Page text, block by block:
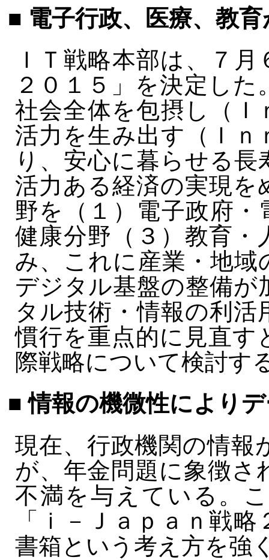
■ 電子行政、医療、教
ＩＴ戦略本部は、７
２０１５」を決定し
社会全体を包摂し（Ｉ
活力を生み出す（Ｉｎ
り、安心に暮らせる
活力ある経済の実現を
野を（１）電子政府・
健康分野（３）教育
み、これに産業・地域
デジタル基盤の整備
タル技術・情報の利
慣行を重点的に見直す
際戦略について検討す
■ 情報の機微性により
現在、行政機関の情報
が、年金問題に象徴
不満を与えている。
「ｉ－Ｊａｐａｎ戦
書箱という考え方を強